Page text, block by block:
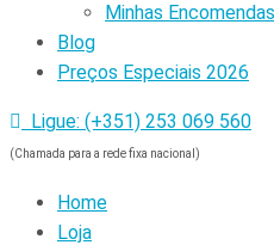
Minhas Encomendas
Blog
Preços Especiais 2026
Ligue: (+351) 253 069 560
(Chamada para a rede fixa nacional)
Home
Loja